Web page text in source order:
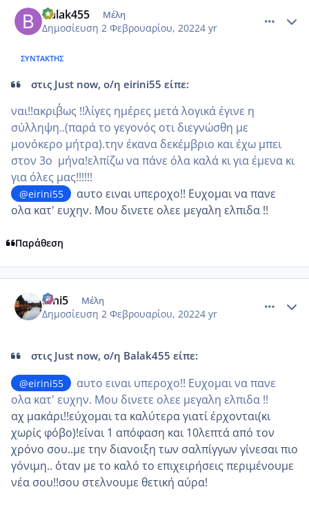
Balak455 Μέλη
Δημοσίευση 2 Φεβρουαρίου, 20224 yr
ΣΥΝΤΆΚΤΗΣ
στις Just now, ο/η eirini55 είπε:
ναι!!ακριβ΄΄ως !!λίγες ημέρες μετά λογικά έγινε η
σύλληψη..(παρά το γεγονός οτι διεγνώσθη με
μονόκερο μήτρα).την έκανα δεκέμβριο και έχω μπει
στον 3ο μήνα!ελπίζω να πάνε όλα καλά κι για έμενα κι
για όλες μας!!!!!!
@eirini55
αυτο ειναι υπεροχο!! Ευχομαι να πανε
ολα κατ' ευχην. Μου δινετε ολεε μεγαλη ελπιδα !!
Παράθεση
irini5 Μέλη
Δημοσίευση 2 Φεβρουαρίου, 20224 yr
στις Just now, ο/η Balak455 είπε:
@eirini55
αυτο ειναι υπεροχο!! Ευχομαι να πανε
ολα κατ' ευχην. Μου δινετε ολεε μεγαλη ελπιδα !!
αχ μακάρι!!εύχομαι τα καλύτερα γιατί έρχονται(κι
χωρίς φόβο)!είναι 1 απόφαση και 10λεπτά από τον
χρόνο σου..με την διανοιξη των σαλπίγγων γίνεσαι πιο
γόνιμη.. ΄΄οταν με το καλό το επιχειρήσεις περιμένουμε
νέα σου!!σου στελνουμε θετική αύρα!